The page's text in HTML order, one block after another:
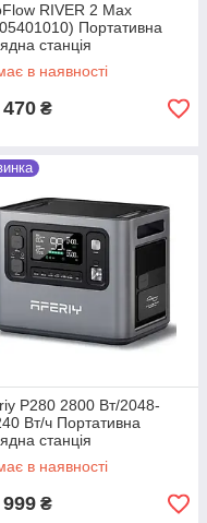
Пром
RIVER 2 Max
Портативна
станція
в наявності
₴
P280 2800 Вт/2048-
Вт/ч Портативна
станція
в наявності
₴